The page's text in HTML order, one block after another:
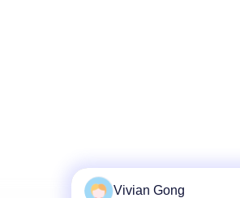
Vivian Gong